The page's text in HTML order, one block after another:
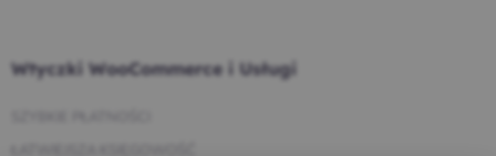
Wtyczki WooCommerce i Usługi